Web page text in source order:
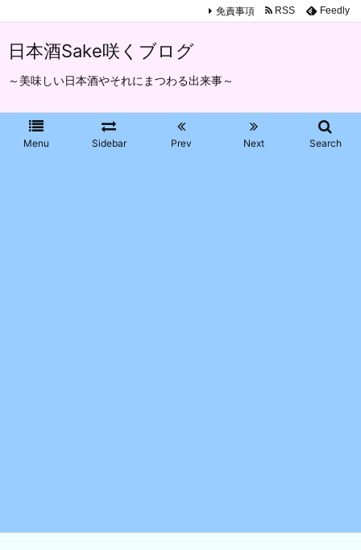
日本酒Sake咲くブログ
～美味しい日本酒やそれにまつわる出来事～
Menu Sidebar Prev Next Search
免責事項 RSS Feedly